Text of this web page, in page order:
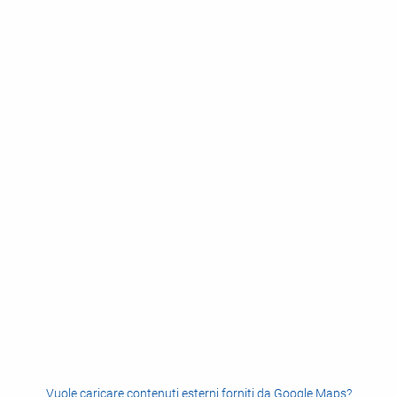
Vuole caricare contenuti esterni forniti da Google Maps?